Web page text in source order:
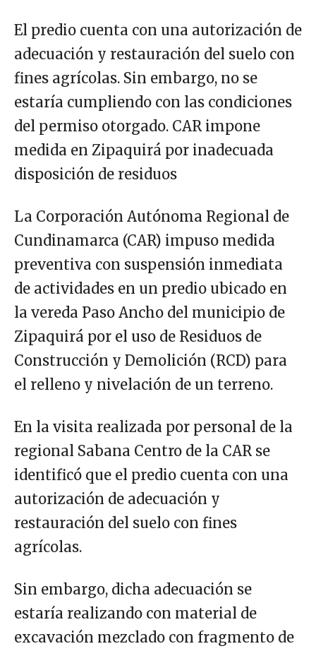
El predio cuenta con una autorización de
adecuación y restauración del suelo con
fines agrícolas. Sin embargo, no se
estaría cumpliendo con las condiciones
del permiso otorgado. CAR impone
medida en Zipaquirá por inadecuada
disposición de residuos
La Corporación Autónoma Regional de
Cundinamarca (CAR) impuso medida
preventiva con suspensión inmediata
de actividades en un predio ubicado en
la vereda Paso Ancho del municipio de
Zipaquirá por el uso de Residuos de
Construcción y Demolición (RCD) para
el relleno y nivelación de un terreno.
En la visita realizada por personal de la
regional Sabana Centro de la CAR se
identificó que el predio cuenta con una
autorización de adecuación y
restauración del suelo con fines
agrícolas.
Sin embargo, dicha adecuación se
estaría realizando con material de
excavación mezclado con fragmento de